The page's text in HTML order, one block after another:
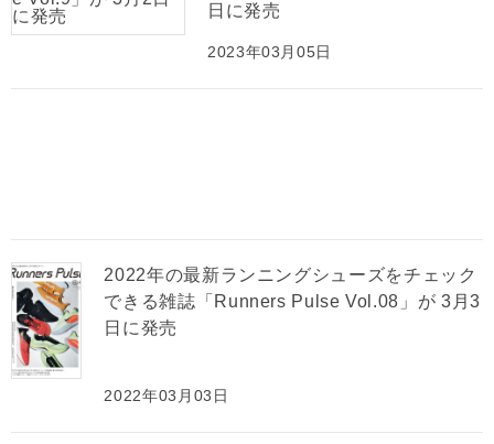
日に発売
2023年03月05日
2022年の最新ランニングシューズをチェック
できる雑誌「Runners Pulse Vol.08」が 3月3
日に発売
2022年03月03日